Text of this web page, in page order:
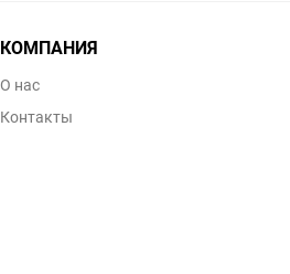
КОМПАНИЯ
О нас
Контакты